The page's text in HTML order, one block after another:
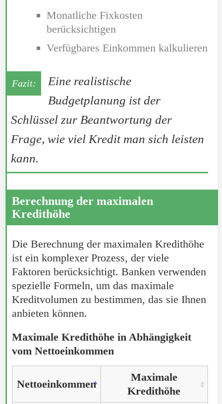
Monatliche Fixkosten
berücksichtigen
Verfügbares Einkommen kalkulieren
Eine realistische
Budgetplanung ist der
Schlüssel zur Beantwortung der
Frage, wie viel Kredit man sich leisten
kann.
Berechnung der maximalen
Kredithöhe
Die Berechnung der maximalen Kredithöhe
ist ein komplexer Prozess, der viele
Faktoren berücksichtigt. Banken verwenden
spezielle Formeln, um das maximale
Kreditvolumen zu bestimmen, das sie Ihnen
anbieten können.
Maximale Kredithöhe in Abhängigkeit
vom Nettoeinkommen
Nettoeinkommen
Maximale
Kredithöhe